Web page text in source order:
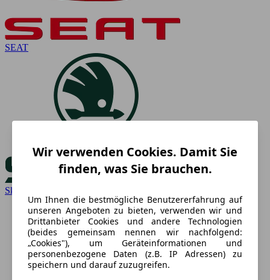
SEAT
Skoda
Wir verwenden Cookies. Damit Sie
finden, was Sie brauchen.
Um Ihnen die bestmögliche Benutzererfahrung auf
unseren Angeboten zu bieten, verwenden wir und
Drittanbieter Cookies und andere Technologien
(beides gemeinsam nennen wir nachfolgend:
„Cookies"), um Geräteinformationen und
personenbezogene Daten (z.B. IP Adressen) zu
speichern und darauf zuzugreifen.